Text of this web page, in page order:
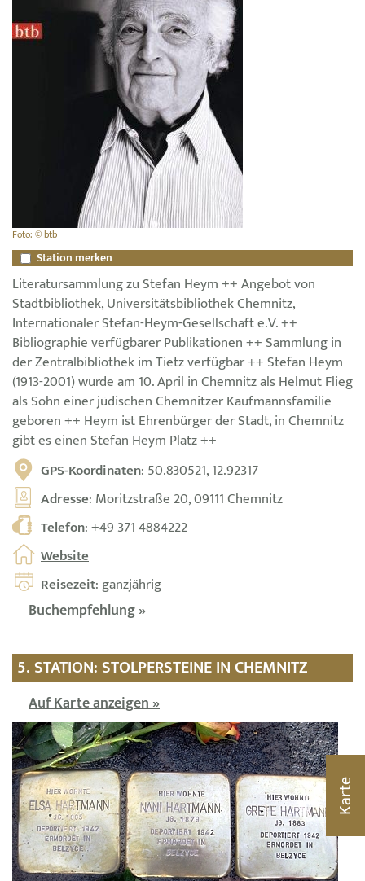
Foto: © btb
Station merken
Literatursammlung zu Stefan Heym ++ Angebot von
Stadtbibliothek, Universitätsbibliothek Chemnitz,
Internationaler Stefan-Heym-Gesellschaft e.V. ++
Bibliographie verfügbarer Publikationen ++ Sammlung in
der Zentralbibliothek im Tietz verfügbar ++ Stefan Heym
(1913-2001) wurde am 10. April in Chemnitz als Helmut Flieg
als Sohn einer jüdischen Chemnitzer Kaufmannsfamilie
geboren ++ Heym ist Ehrenbürger der Stadt, in Chemnitz
gibt es einen Stefan Heym Platz ++
GPS-Koordinaten: 50.830521, 12.92317
Adresse: Moritzstraße 20, 09111 Chemnitz
Telefon:+49 371 4884222
Website
Reisezeit: ganzjährig
Buchempfehlung »
5. STATION: STOLPERSTEINE IN CHEMNITZ
Auf Karte anzeigen »
Karte